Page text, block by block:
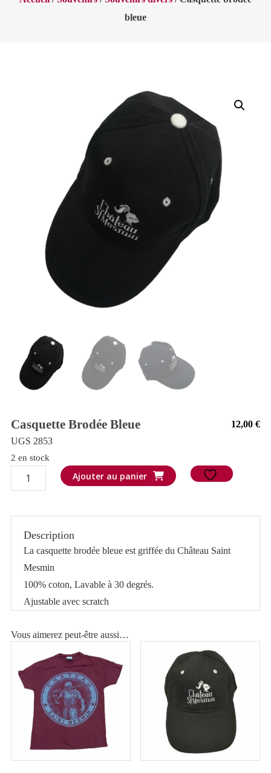
bleue
Casquette Brodée Bleue 12,00€
UGS 2853
2 en stock
quantité
de
bleue
Ajouter au panier
Description
La casquette brodée bleue est griffée du Château Saint
Mesmin
100% coton, Lavable à 30 degrés.
Ajustable avec scratch
Vous aimerez peut-être aussi…